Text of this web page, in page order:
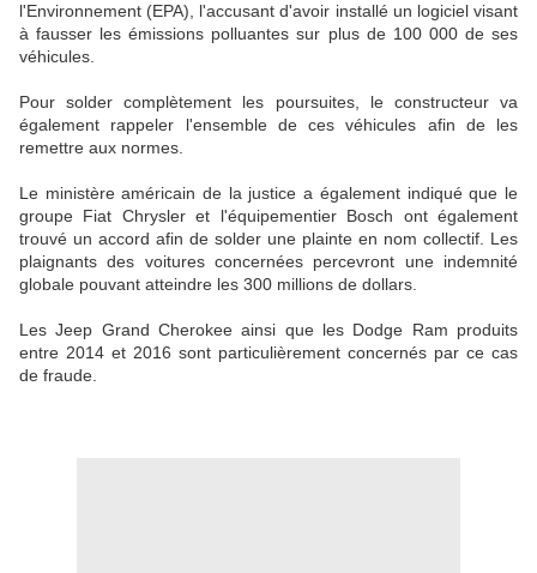
l'Environnement (EPA), l'accusant d'avoir installé un logiciel visant
à fausser les émissions polluantes sur plus de 100 000 de ses
véhicules.
Pour solder complètement les poursuites, le constructeur va
également rappeler l'ensemble de ces véhicules afin de les
remettre aux normes.
Le ministère américain de la justice a également indiqué que le
groupe Fiat Chrysler et l'équipementier Bosch ont également
trouvé un accord afin de solder une plainte en nom collectif. Les
plaignants des voitures concernées percevront une indemnité
globale pouvant atteindre les 300 millions de dollars.
Les Jeep Grand Cherokee ainsi que les Dodge Ram produits
entre 2014 et 2016 sont particulièrement concernés par ce cas
de fraude.